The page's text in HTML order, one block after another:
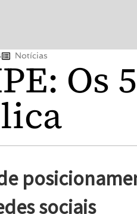
Notícias Os
sociais